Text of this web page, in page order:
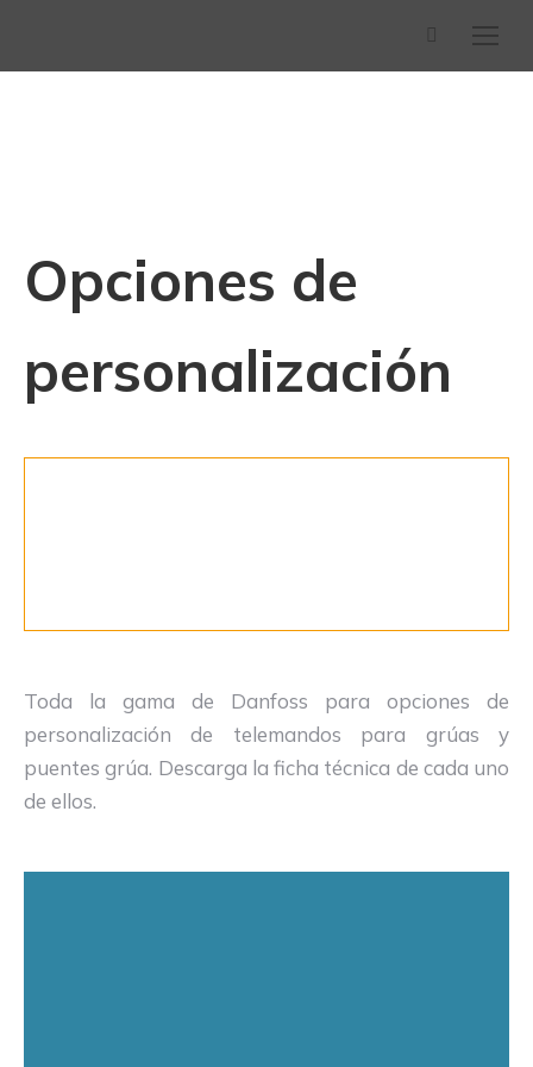
Buscar:
Opciones de
personalización
Toda la gama de Danfoss para opciones de
personalización de telemandos para grúas y
puentes grúa. Descarga la ficha técnica de cada uno
de ellos.